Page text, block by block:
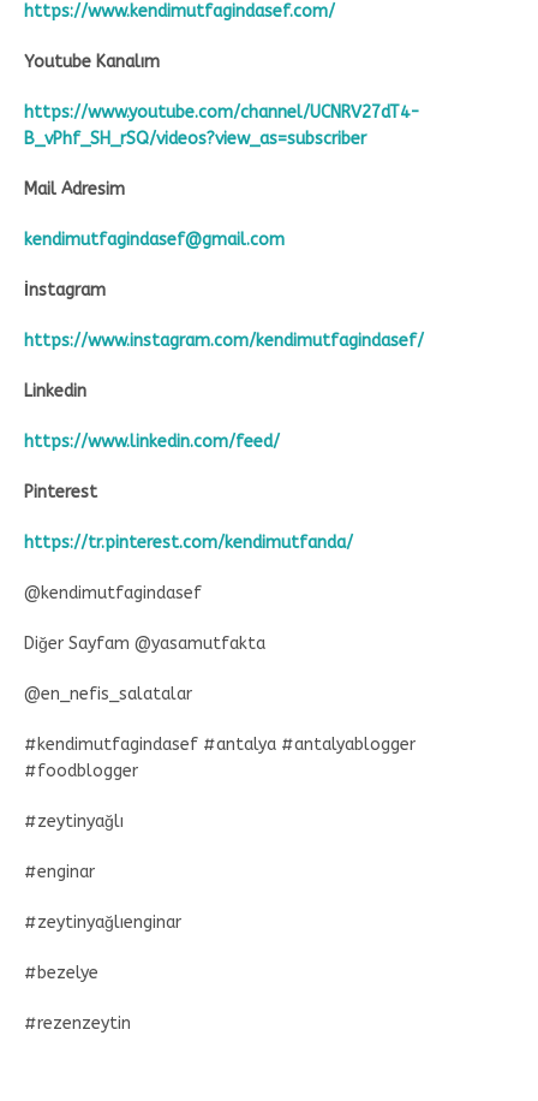
https://www.kendimutfagindasef.com/
Youtube Kanalım
https://www.youtube.com/channel/UCNRV27dT4-
B_vPhf_SH_rSQ/videos?view_as=subscriber
Mail Adresim
kendimutfagindasef@gmail.com
İnstagram
https://www.instagram.com/kendimutfagindasef/
Linkedin
https://www.linkedin.com/feed/
Pinterest
https://tr.pinterest.com/kendimutfanda/
@kendimutfagindasef
Diğer Sayfam @yasamutfakta
@en_nefis_salatalar
#kendimutfagindasef #antalya #antalyablogger
#foodblogger
#zeytinyağlı
#enginar
#zeytinyağlıenginar
#bezelye
#rezenzeytin